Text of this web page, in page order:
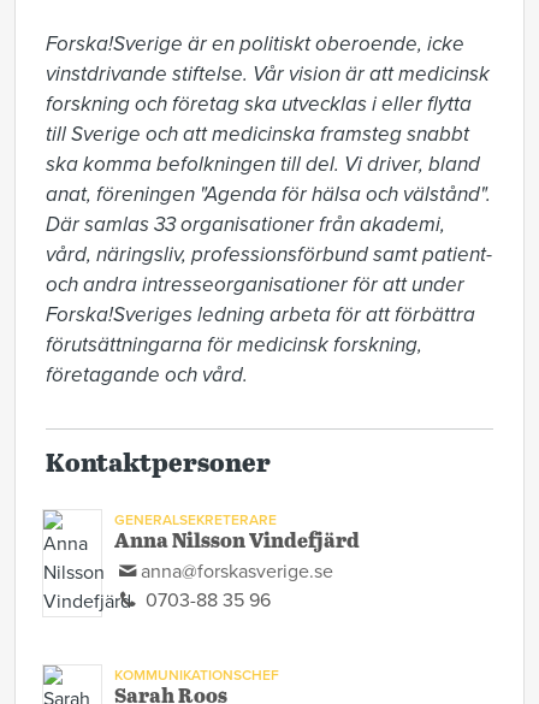
Forska!Sverige är en politiskt oberoende, icke
vinstdrivande stiftelse. Vår vision är att medicinsk
forskning och företag ska utvecklas i eller flytta
till Sverige och att medicinska framsteg snabbt
ska komma befolkningen till del. Vi driver, bland
anat, föreningen "Agenda för hälsa och välstånd".
Där samlas 33 organisationer från akademi,
vård, näringsliv, professionsförbund samt patient-
och andra intresseorganisationer för att under
Forska!Sveriges ledning arbeta för att förbättra
förutsättningarna för medicinsk forskning,
företagande och vård.
Kontaktpersoner
GENERALSEKRETERARE
Anna Nilsson Vindefjärd
anna@forskasverige.se
0703-88 35 96
KOMMUNIKATIONSCHEF
Sarah Roos